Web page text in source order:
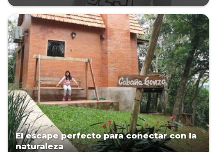
El escape perfecto para conectar con la
naturaleza